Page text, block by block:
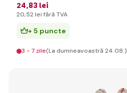
24,83 lei
20,52 lei fără TVA
+ 5 puncte
3 - 7 zile(La dumneavoastră 24.08.)